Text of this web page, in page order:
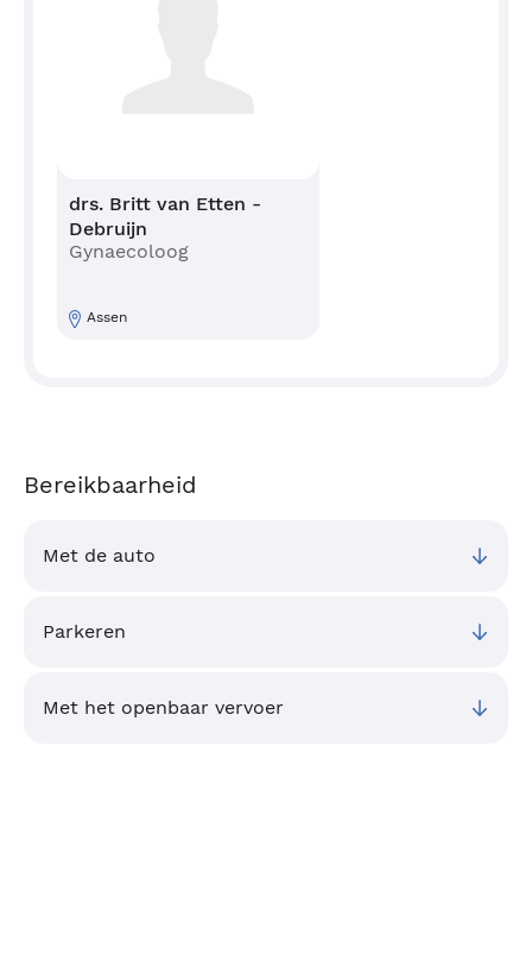
drs. Britt van Etten -
Debruijn
Gynaecoloog
Assen
Bereikbaarheid
Met de auto
Parkeren
Met het openbaar vervoer